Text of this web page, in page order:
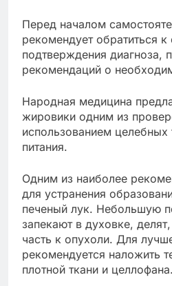
Перед началом
рекомендует обратиться к
подтверждения диагноза,
рекомендаций о
Народная медицина
жировики одним из
использованием целебных
питания.
Одним из наиболее
для устранения
печеный лук. Небольшую
запекают в духовке,
часть к опухоли. Для
рекомендуется наложить
плотной ткани и целлофана.